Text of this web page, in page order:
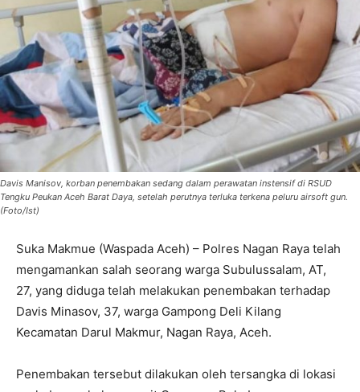
Davis Manisov, korban penembakan sedang dalam perawatan instensif di RSUD
Tengku Peukan Aceh Barat Daya, setelah perutnya terluka terkena peluru airsoft gun.
(Foto/Ist)
Suka Makmue (Waspada Aceh) – Polres Nagan Raya telah
mengamankan salah seorang warga Subulussalam, AT,
27, yang diduga telah melakukan penembakan terhadap
Davis Minasov, 37, warga Gampong Deli Kilang
Kecamatan Darul Makmur, Nagan Raya, Aceh.
Penembakan tersebut dilakukan oleh tersangka di lokasi